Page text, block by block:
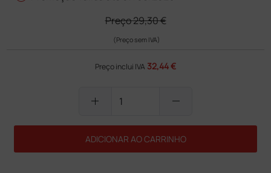
Preço29,30 €
(Preço sem IVA)
Preço inclui IVA 32,44 €
add remove
ADICIONAR AO CARRINHO